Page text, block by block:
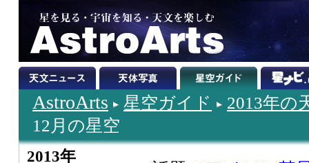
AstroArts 星空ガイド
2013年の
12月の星空
2013年